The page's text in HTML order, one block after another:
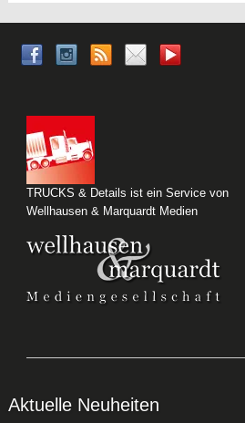
TRUCKS & Details ist ein Service von
Wellhausen & Marquardt Medien
Aktuelle Neuheiten